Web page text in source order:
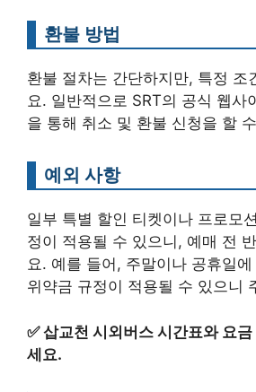
환불 방법
환불 절차는 간단하지만, 특정 조
요. 일반적으로 SRT의 공식 웹사
을 통해 취소 및 환불 신청을 할
예외 사항
일부 특별 할인 티켓이나 프로모
정이 적용될 수 있으니, 예매 전
요. 예를 들어, 주말이나 공휴일
위약금 규정이 적용될 수 있으니
✅삽교천 시외버스 시간표와 요
세요.